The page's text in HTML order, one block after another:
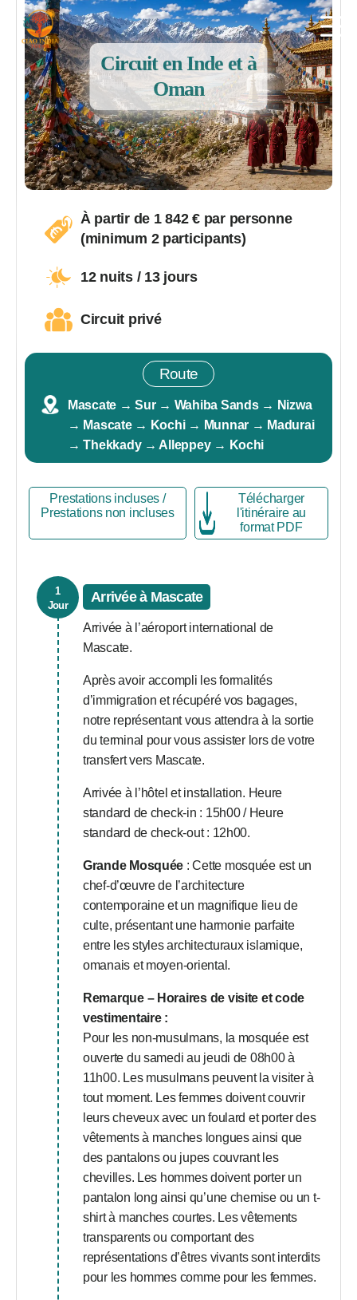
ciaoindiatoursCircuit en Inde et à
Oman
À partir de 1 842 € par personne
(minimum 2 participants)
12 nuits / 13 jours
Circuit privé
Route
Mascate → Sur → Wahiba Sands → Nizwa
→ Mascate → Kochi → Munnar → Madurai
→ Thekkady → Alleppey → Kochi
Prestations incluses /
Prestations non incluses
Télécharger
l'itinéraire au
format PDF
1
Jour
Arrivée à Mascate
Arrivée à l’aéroport international de
Mascate.
Après avoir accompli les formalités
d’immigration et récupéré vos bagages,
notre représentant vous attendra à la sortie
du terminal pour vous assister lors de votre
transfert vers Mascate.
Arrivée à l’hôtel et installation. Heure
standard de check-in : 15h00 / Heure
standard de check-out : 12h00.
Grande Mosquée : Cette mosquée est un
chef-d’œuvre de l’architecture
contemporaine et un magnifique lieu de
culte, présentant une harmonie parfaite
entre les styles architecturaux islamique,
omanais et moyen-oriental.
Remarque – Horaires de visite et code
vestimentaire :
Pour les non-musulmans, la mosquée est
ouverte du samedi au jeudi de 08h00 à
11h00. Les musulmans peuvent la visiter à
tout moment. Les femmes doivent couvrir
leurs cheveux avec un foulard et porter des
vêtements à manches longues ainsi que
des pantalons ou jupes couvrant les
chevilles. Les hommes doivent porter un
pantalon long ainsi qu’une chemise ou un t-
shirt à manches courtes. Les vêtements
transparents ou comportant des
représentations d’êtres vivants sont interdits
pour les hommes comme pour les femmes.